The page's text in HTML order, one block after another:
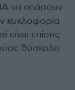
να σπάσουν
κυκλοφορία
επίσης
δύσκολο